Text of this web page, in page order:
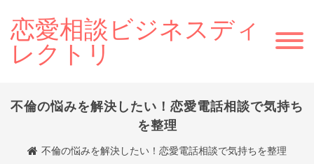
恋愛相談ビジネスディ
レクトリ
不倫の悩みを解決したい！恋愛電話相談で気持ち
を整理
不倫の悩みを解決したい！恋愛電話相談で気持ちを整理